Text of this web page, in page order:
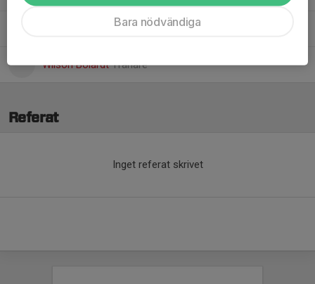
Aktivitetsledare
Wilson BoiardtTränare
Referat
Inget referat skrivet
Bara nödvändiga